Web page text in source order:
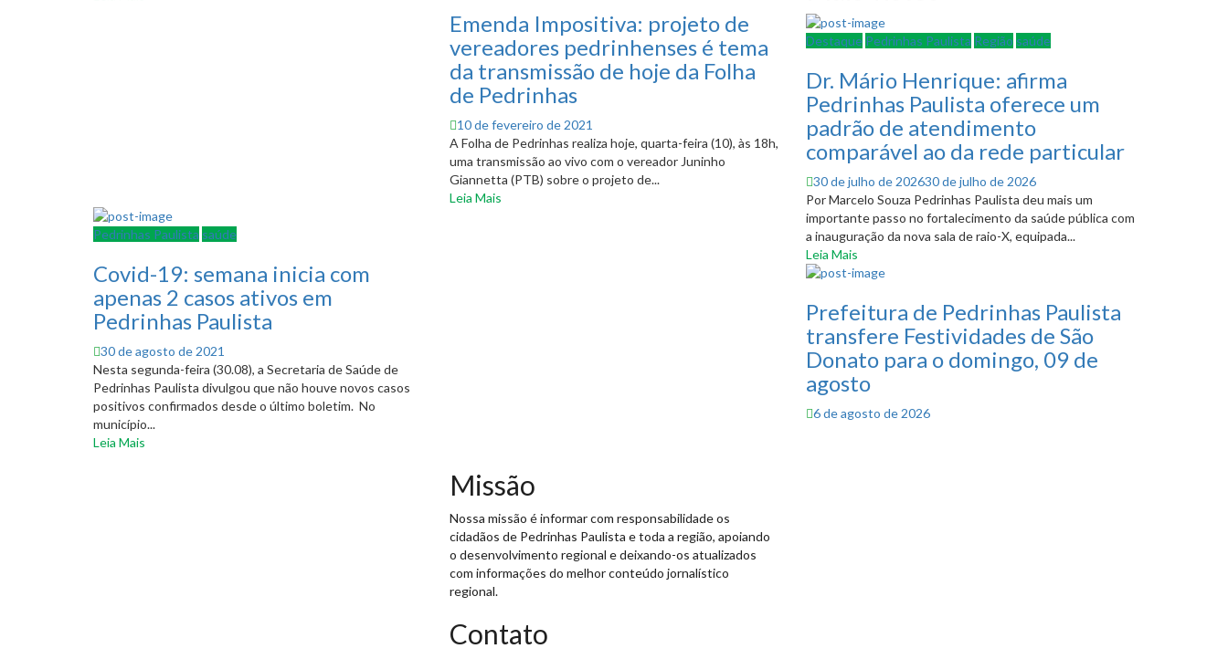
Emenda Impositiva: projeto de
vereadores pedrinhenses é tema
da transmissão de hoje da Folha
de Pedrinhas
Posted
on
10 de fevereiro de 2021
A Folha de Pedrinhas realiza hoje, quarta-feira (10), às 18h,
uma transmissão ao vivo com o vereador Juninho
Giannetta (PTB) sobre o projeto de...
Leia Mais
Pedrinhas Paulista saúde
Covid-19: semana inicia com
apenas 2 casos ativos em
Pedrinhas Paulista
Posted
on
30 de agosto de 2021
Nesta segunda-feira (30.08), a Secretaria de Saúde de
Pedrinhas Paulista divulgou que não houve novos casos
positivos confirmados desde o último boletim. No
município...
Leia Mais
Destaque Pedrinhas Paulista Região saúde
Dr. Mário Henrique: afirma
Pedrinhas Paulista oferece um
padrão de atendimento
comparável ao da rede particular
Posted
on
30 de julho de 202630 de julho de 2026
Por Marcelo Souza Pedrinhas Paulista deu mais um
importante passo no fortalecimento da saúde pública com
a inauguração da nova sala de raio-X, equipada...
Leia Mais
Prefeitura de Pedrinhas Paulista
transfere Festividades de São
Donato para o domingo, 09 de
agosto
Posted
6 de agosto de 2026
Missão
Nossa missão é informar com responsabilidade os
cidadãos de Pedrinhas Paulista e toda a região, apoiando
o desenvolvimento regional e deixando-os atualizados
com informações do melhor conteúdo jornalístico
regional.
Contato